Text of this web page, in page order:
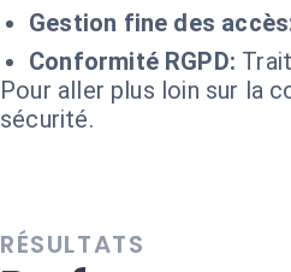
Gestion fine des
Conformité RGPD:
Pour aller plus loin sur la
sécurité.
RÉSULTATS